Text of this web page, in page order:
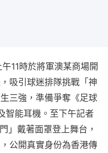
11時於將軍澳某商場開
吸引球迷排隊挑戰「神
三強，準備爭奪《足球
智能耳機。至下午記者
」戴著面罩登上舞台，
公開真實身份為香港傳